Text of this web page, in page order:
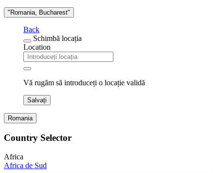
"Romania, Bucharest"
Back
Schimbă locația
Location
Vă rugăm să introduceți o locație validă
Salvați
Romania
Country Selector
Africa
Africa de Sud